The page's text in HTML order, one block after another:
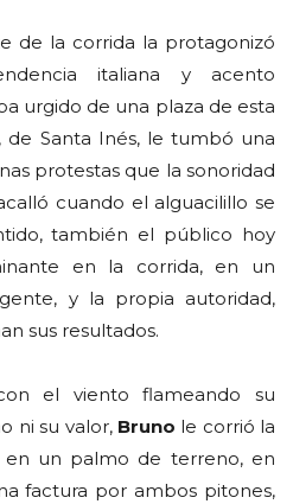
de la corrida la protagonizó
italiana y acento
urgido de una plaza de esta
de Santa Inés, le tumbó una
protestas que la sonoridad
cuando el alguacilillo se
también el público hoy
en la corrida, en un
y la propia autoridad,
sus resultados.
el viento flameando su
ni su valor, Bruno le corrió la
en un palmo de terreno, en
factura por ambos pitones,